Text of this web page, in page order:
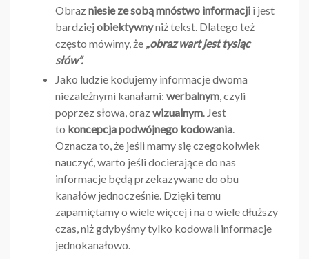
Obrazniesie ze sobą mnóstwo informacji i jest
bardziej obiektywnyniż tekst. Dlatego też
często mówimy, że „obraz wart jest tysiąc
słów”.
Jako ludzie kodujemy informacje dwoma
niezależnymi kanałami: werbalnym , czyli
poprzez słowa, orazwizualnym . Jest
to koncepcja podwójnego kodowania
Oznacza to, że jeśli mamy się czegokolwiek
nauczyć, warto jeśli docierające do nas
informacje będą przekazywane do obu
kanałów jednocześnie. Dzięki temu
zapamiętamy o wiele więcej i na o wiele dłuższy
czas, niż gdybyśmy tylko kodowali informacje
jednokanałowo.